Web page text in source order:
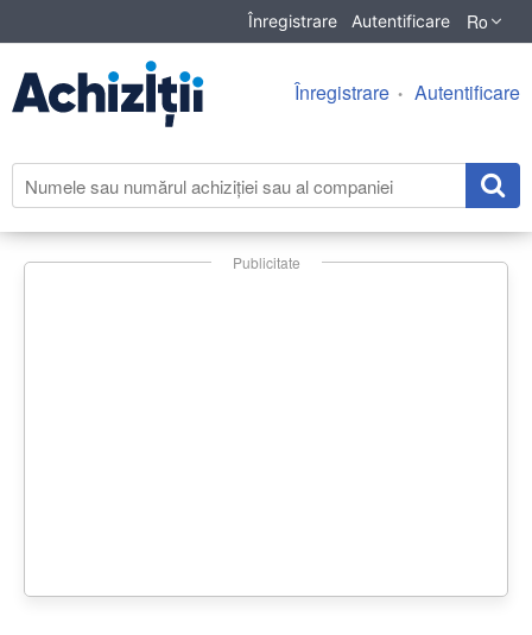
Înregistrare Autentificare Ro
Înregistrare Autentificare
Publicitate